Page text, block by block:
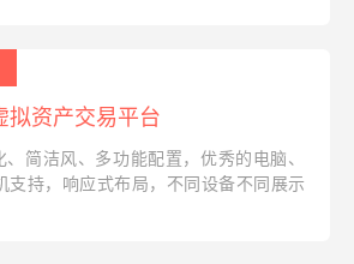
拟资产交易平台
简洁风、多功能配置，优秀的电脑、
支持，响应式布局，不同设备不同展示